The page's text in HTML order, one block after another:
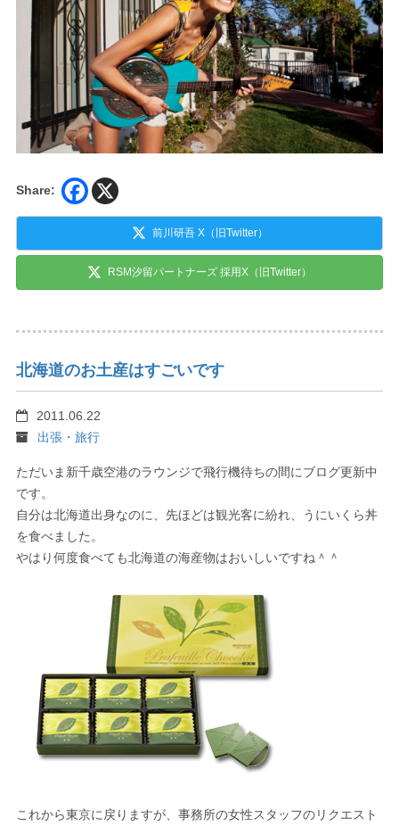
Share:
前川研吾 X（旧Twitter）
RSM汐留パートナーズ 採用X（旧Twitter）
北海道のお土産はすごいです
2011.06.22
出張・旅行
ただいま新千歳空港のラウンジで飛行機待ちの間にブログ更新中
です。
自分は北海道出身なのに、先ほどは観光客に紛れ、うにいくら丼
を食べました。
やはり何度食べても北海道の海産物はおいしいですね＾＾
これから東京に戻りますが、事務所の女性スタッフのリクエスト